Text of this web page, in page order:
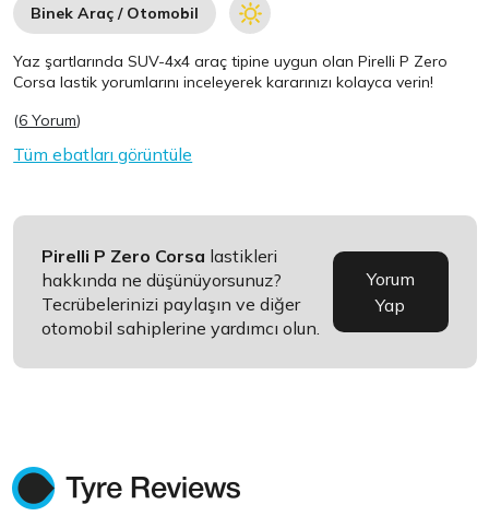
Binek Araç / Otomobil
Yaz şartlarında SUV-4x4 araç tipine uygun olanPirelli P Zero
Corsa lastik yorumlarını inceleyerek kararınızı kolayca verin!
(6 Yorum)
Tüm ebatları görüntüle
Pirelli P Zero Corsa lastikleri
hakkında ne düşünüyorsunuz?
Tecrübelerinizi paylaşın ve diğer
otomobil sahiplerine yardımcı olun.
Yorum
Yap